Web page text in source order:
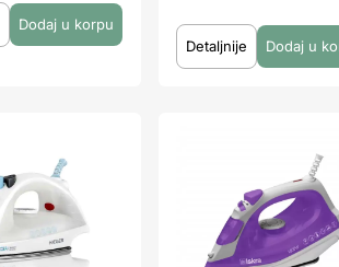
Detaljnije